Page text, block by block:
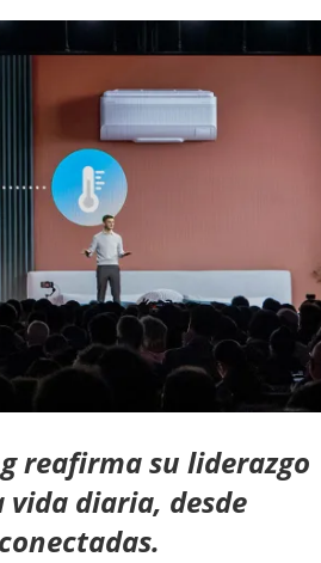
reafirma su liderazgo
diaria, desde